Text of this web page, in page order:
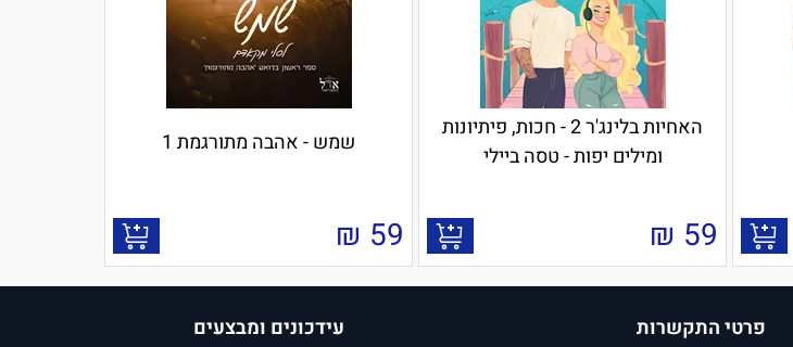
האחיות בלינג'ר 2 - חכות, פיתיונות
ומילים יפות - טסה ביילי
59
₪
שמש - אהבה מתורגמת 1
59
₪
פרטי התקשרות עידכונים ומבצעים